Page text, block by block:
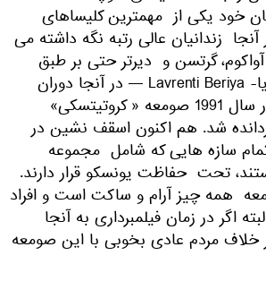
خود یکی از مهمترین کلیساهای
زندانیان عالی رتبه نگه داشته می
گرتسن و دیرتر حتی بر طبق
شایعاتی لاورِنتی بریا- Lavrenti Beriya — در آنجا دوران
حبس را گذراندند. در سال 1991 صومعه « کروتیتسکی»
شد. هم اکنون اسقف نشین در
سازه هایی که شامل مجموعه
قرن 17 هستند، تحت حفاظت یونسکو قرار دارند.
همه چیز آرام و ساکت است و افراد
اگر در زمان فیلمبرداری به آنجا
خلاف مردم عادی بخوبی با این صومعه